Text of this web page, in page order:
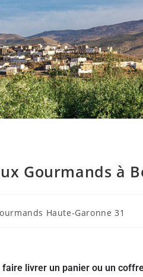
Gourmands à
Haute-Garonne 31
faire livrer un panier ou un